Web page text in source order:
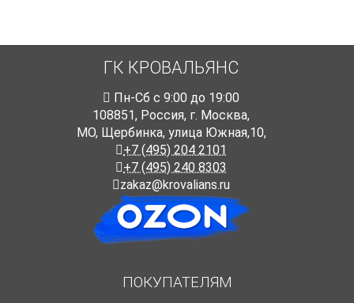
ГК КРОВАЛЬЯНС
Пн-Cб с 9:00 до 19:00
108851, Россия, г. Москва,
МО, Щербинка, улица Южная,10,
+7 (495) 204 2101
+7 (495) 240 8303
zakaz@krovalians.ru
ПОКУПАТЕЛЯМ